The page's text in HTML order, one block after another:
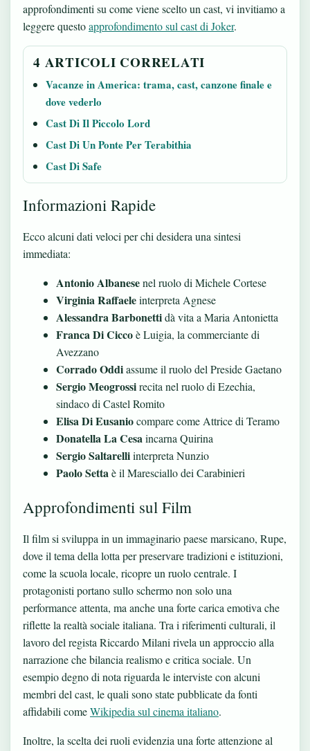
approfondimenti su come viene scelto un cast, vi invitiamo a
leggere questoapprofondimento sul cast di Joker.
4 ARTICOLI CORRELATI
Vacanze in America: trama, cast, canzone finale e
dove vederlo
Cast Di Il Piccolo Lord
Cast Di Un Ponte Per Terabithia
Cast Di Safe
Informazioni Rapide
Ecco alcuni dati veloci per chi desidera una sintesi
immediata:
Antonio Albanesenel ruolo di Michele Cortese
Virginia Raffaeleinterpreta Agnese
Alessandra Barbonettidà vita a Maria Antonietta
Franca Di Ciccoè Luigia, la commerciante di
Avezzano
Corrado Oddiassume il ruolo del Preside Gaetano
Sergio Meogrossirecita nel ruolo di Ezechia,
sindaco di Castel Romito
Elisa Di Eusaniocompare come Attrice di Teramo
Donatella La Cesaincarna Quirina
Sergio Saltarelliinterpreta Nunzio
Paolo Settaè il Maresciallo dei Carabinieri
Approfondimenti sul Film
Il film si sviluppa in un immaginario paese marsicano, Rupe,
dove il tema della lotta per preservare tradizioni e istituzioni,
come la scuola locale, ricopre un ruolo centrale. I
protagonisti portano sullo schermo non solo una
performance attenta, ma anche una forte carica emotiva che
riflette la realtà sociale italiana. Tra i riferimenti culturali, il
lavoro del regista Riccardo Milani rivela un approccio alla
narrazione che bilancia realismo e critica sociale. Un
esempio degno di nota riguarda le interviste con alcuni
membri del cast, le quali sono state pubblicate da fonti
affidabili comeWikipedia sul cinema italiano.
Inoltre, la scelta dei ruoli evidenzia una forte attenzione al